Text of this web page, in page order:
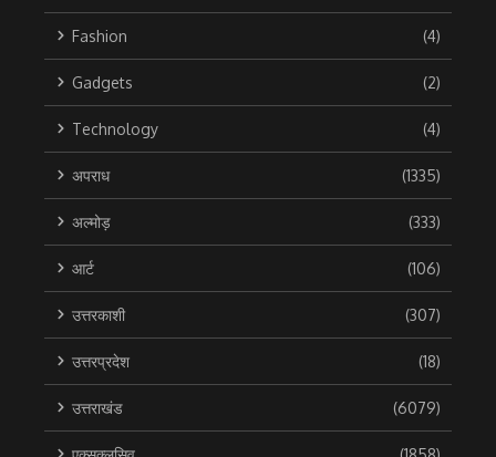
Fashion (4)
Gadgets (2)
Technology (4)
अपराध (1335)
अल्मोड़ (333)
आर्ट (106)
उत्तरकाशी (307)
उत्तरप्रदेश (18)
उत्तराखंड (6079)